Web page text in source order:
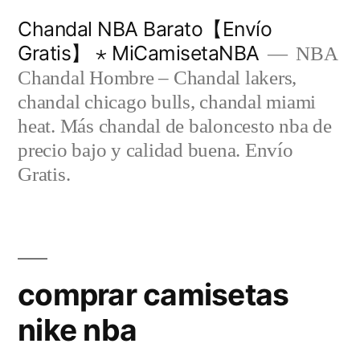
contenido
Chandal NBA Barato【Envío
Gratis】 ⋆ MiCamisetaNBA
NBA
Chandal Hombre – Chandal lakers,
chandal chicago bulls, chandal miami
heat. Más chandal de baloncesto nba de
precio bajo y calidad buena. Envío
Gratis.
comprar camisetas
nike nba